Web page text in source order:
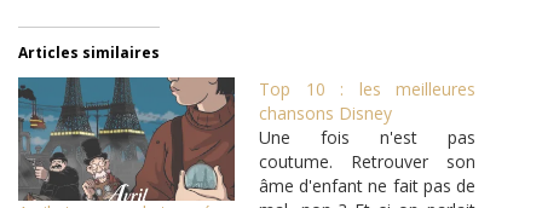
Articles similaires
Top 10 : les meilleures
chansons Disney
Une fois n'est pas
coutume. Retrouver son
âme d'enfant ne fait pas de